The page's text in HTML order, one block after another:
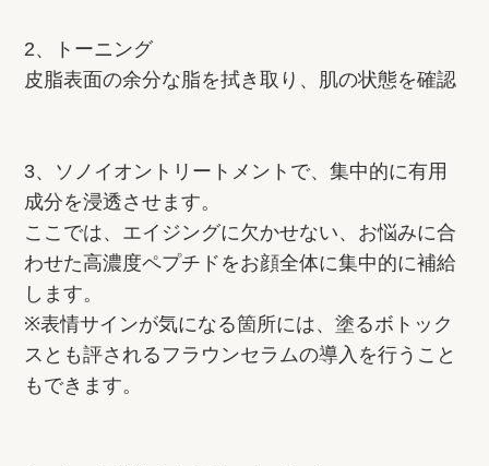
2、トーニング
皮脂表面の余分な脂を拭き取り、肌の状態を確認
3、ソノイオントリートメントで、集中的に有用
成分を浸透させます。
ここでは、エイジングに欠かせない、お悩みに合
わせた高濃度ペプチドをお顔全体に集中的に補給
します。
※表情サインが気になる箇所には、塗るボトック
スとも評されるフラウンセラムの導入を行うこと
もできます。